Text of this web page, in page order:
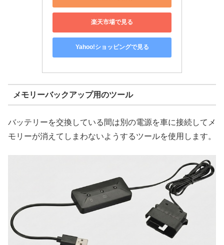
楽天市場で見る
Yahoo!ショッピングで見る
メモリーバックアップ用のツール
バッテリーを交換している間は別の電源を車に接続してメ
モリーが消えてしまわないようするツールを使用します。